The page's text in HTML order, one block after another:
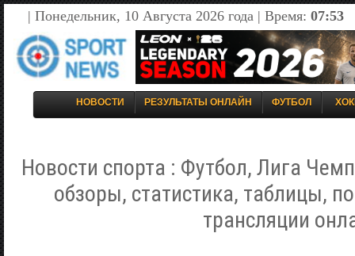
| Понедельник, 10 Августа 2026 года | Время: 07:53
НОВОСТИ РЕЗУЛЬТАТЫ ОНЛАЙН ФУТБОЛ
Новости спорта : Футбол, Лига
обзоры, статистика, таблицы,
трансляции